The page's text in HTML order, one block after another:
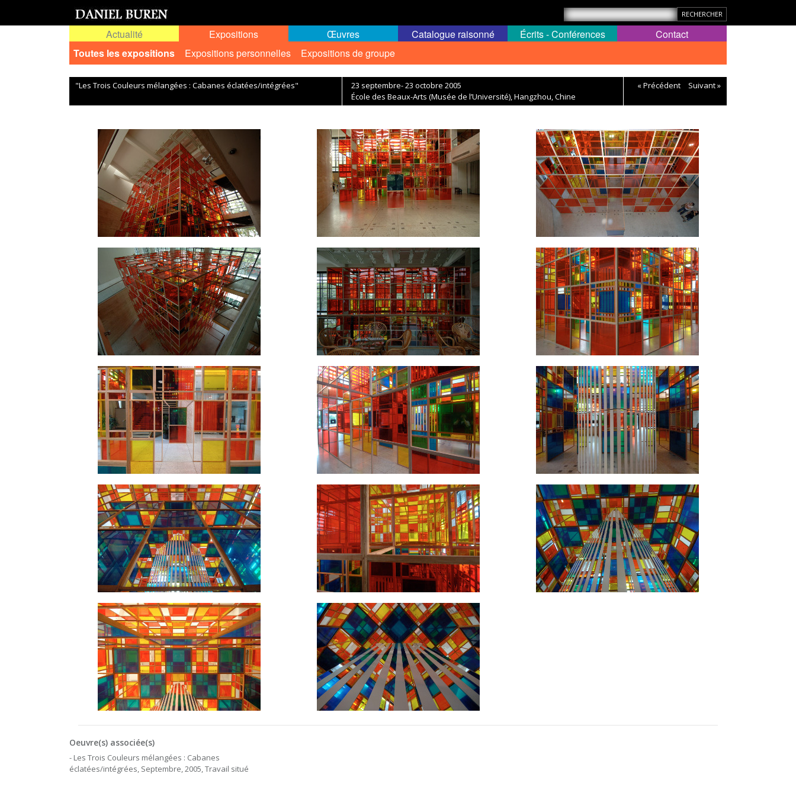
Actualité
Expositions
Toutes les expositions
Expositions personnelles Expositions de groupe
Œuvres Catalogue raisonné Écrits - Conférences Contact
"Les Trois Couleurs mélangées : Cabanes éclatées/intégrées"
23 septembre- 23 octobre 2005
École des Beaux-Arts (Musée de l’Université), Hangzhou, Chine
« Précédent Suivant »
Oeuvre(s) associée(s)
- Les Trois Couleurs mélangées : Cabanes
éclatées/intégrées, Septembre, 2005, Travail situé